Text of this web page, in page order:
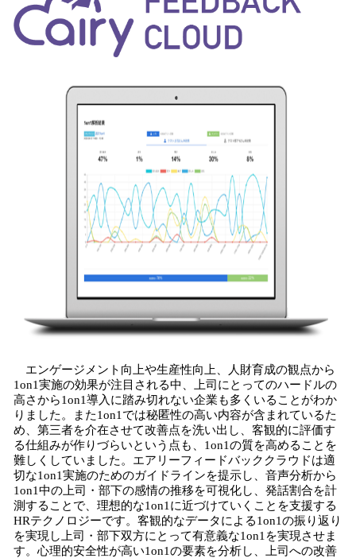
エンゲージメント向上や生産性向上、人財育成の観点から
1on1実施の効果が注目される中、上司にとってのハードルの
高さから1on1導入に踏み切れない企業も多くいることがわか
りました。また1on1では秘匿性の高い内容が含まれているた
め、第三者を介在させて改善点を洗い出し、客観的に評価す
る仕組みが作りづらいという点も、1on1の質を高めることを
難しくしていました。エアリーフィードバッククラウドは適
切な1on1実施のためのガイドラインを提示し、音声分析から
1on1中の上司・部下の感情の推移を可視化し、発話割合を計
測することで、理想的な1on1に近づけていくことを支援する
HRテクノロジーです。客観的なデータによる1on1の振り返り
を実現し上司・部下双方にとって有意義な1on1を実現させま
す。心理的安全性が高い1on1の要素を分析し、上司への改善